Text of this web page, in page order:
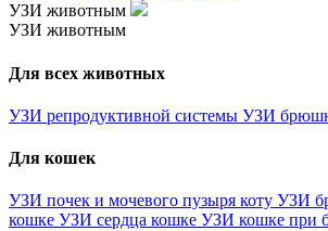
УЗИ животным
УЗИ животным
Для всех животных
УЗИ репродуктивной системы УЗИ
Для кошек
УЗИ почек и мочевого пузыря коту УЗИ
кошке УЗИ сердца кошке УЗИ кошке при